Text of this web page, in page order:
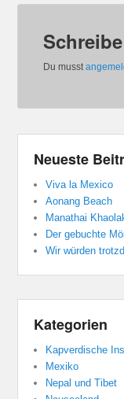
Du musst
Neueste
Viva la Mexico
Aonang Beach
Manathai
Der gebuchte
Wir würden
Kategorien
Kapverdische
Mexiko
Nepal und Tibet